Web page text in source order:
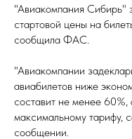
"Авиакомпания Сибирь"
стартовой цены на
сообщила ФАС.
"Авиакомпании
авиабилетов ниже
составит не менее 60%,
максимальному тарифу,
сообщении.